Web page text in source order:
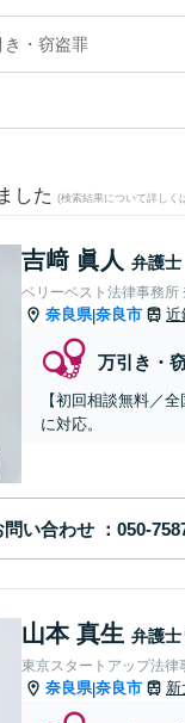
き・窃盗罪
した (検索結果について詳しく
吉﨑 眞人 弁護士
ベリーベスト法律事務所
奈良県|奈良市 近
万引き・
【初回相談無料／
に対応。
問い合わせ
山本 真生 弁護士
東京スタートアップ法律
奈良県|奈良市 新